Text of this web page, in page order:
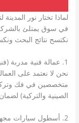
لماذا تختار نور المدينة
في سوق يمتلئ
نكتسح نتائج البحث
1. عمالة فنية مدربة (فنيين فك وتركيب)
نحن لا نعتمد على
متخصصين في فك
الصينية والتركية)
2. أسطول سيارات مجهز (دينا نقل عفش بالمدينة)